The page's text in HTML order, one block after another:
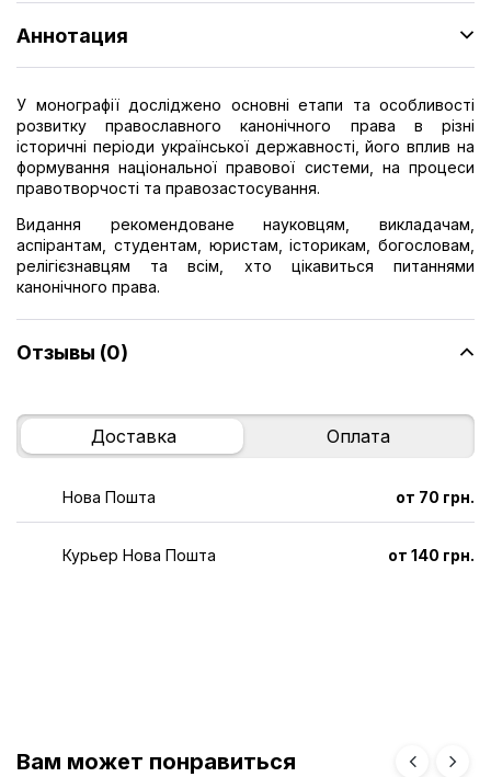
Аннотация
У монографії досліджено основні етапи та особливості
розвитку православного канонічного права в різні
історичні періоди української державності, його вплив на
формування національної правової системи, на процеси
правотворчості та правозастосування.
Видання рекомендоване науковцям, викладачам,
аспірантам, студентам, юристам, історикам, богословам,
релігієзнавцям та всім, хто цікавиться питаннями
канонічного права.
Отзывы (0)
Доставка Оплата
Нова Пошта от 70 грн.
Курьер Нова Пошта от 140 грн.
Вам может понравиться